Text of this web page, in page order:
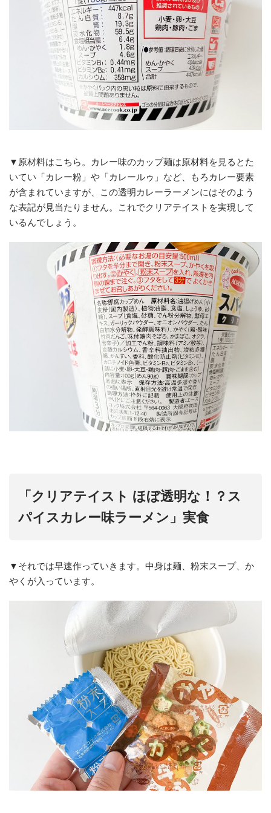
▼原材料はこちら。カレー味のカップ麺は原材料を見るとた
いてい「カレー粉」や「カレールゥ」など、もろカレー要素
が含まれていますが、この透明カレーラーメンにはそのよう
な表記が見当たりません。これでクリアテイストを実現して
いるんでしょう。
「クリアテイスト ほぼ透明な！？ス
パイスカレー味ラーメン」実食
▼それでは早速作っていきます。中身は麺、粉末スープ、か
やくが入っています。